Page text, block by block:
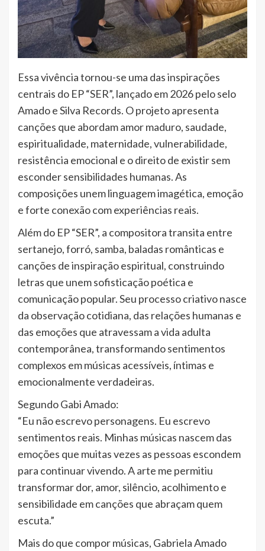
Essa vivência tornou-se uma das inspirações
centrais do EP “SER”, lançado em 2026 pelo selo
Amado e Silva Records. O projeto apresenta
canções que abordam amor maduro, saudade,
espiritualidade, maternidade, vulnerabilidade,
resistência emocional e o direito de existir sem
esconder sensibilidades humanas. As
composições unem linguagem imagética, emoção
e forte conexão com experiências reais.
Além do EP “SER”, a compositora transita entre
sertanejo, forró, samba, baladas românticas e
canções de inspiração espiritual, construindo
letras que unem sofisticação poética e
comunicação popular. Seu processo criativo nasce
da observação cotidiana, das relações humanas e
das emoções que atravessam a vida adulta
contemporânea, transformando sentimentos
complexos em músicas acessíveis, íntimas e
emocionalmente verdadeiras.
Segundo Gabi Amado:
“Eu não escrevo personagens. Eu escrevo
sentimentos reais. Minhas músicas nascem das
emoções que muitas vezes as pessoas escondem
para continuar vivendo. A arte me permitiu
transformar dor, amor, silêncio, acolhimento e
sensibilidade em canções que abraçam quem
escuta.”
Mais do que compor músicas, Gabriela Amado